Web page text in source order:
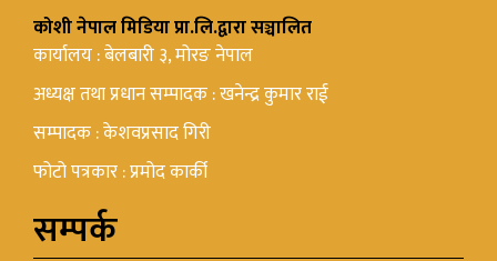
कोशी नेपाल मिडिया प्रा.लि.द्वारा सञ्चालित
कार्यालय : बेलबारी ३, मोरङ नेपाल
अध्यक्ष तथा प्रधान सम्पादक : खनेन्द्र कुमार राई
सम्पादक : केशवप्रसाद गिरी
फोटो पत्रकार : प्रमोद कार्की
सम्पर्क